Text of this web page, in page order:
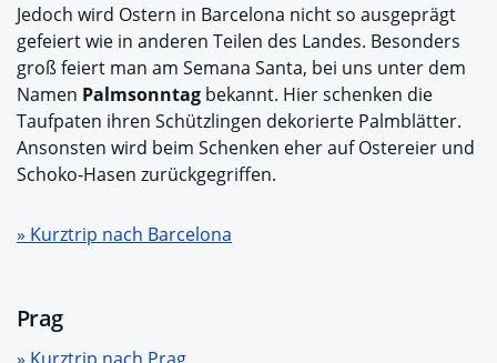
Jedoch wird Ostern in Barcelona nicht so ausgeprägt
gefeiert wie in anderen Teilen des Landes. Besonders
groß feiert man am Semana Santa, bei uns unter dem
Namen Palmsonntag bekannt. Hier schenken die
Taufpaten ihren Schützlingen dekorierte Palmblätter.
Ansonsten wird beim Schenken eher auf Ostereier und
Schoko-Hasen zurückgegriffen.
» Kurztrip nach Barcelona
Prag